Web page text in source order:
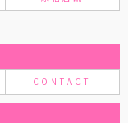
CONTACT